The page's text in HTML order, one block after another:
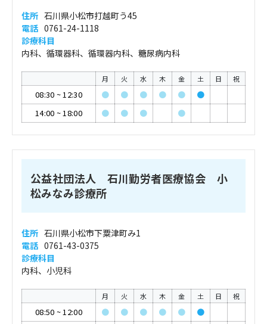
住所 石川県小松市打越町う45
電話 0761-24-1118
診療科目
内科、循環器科、循環器内科、糖尿病内科
月 火 水 木 金 土 日 祝
08:30 ~12:30 ● ● ● ● ●
●
14:00 ~18:00 ● ● ● ●
公益社団法人 石川勤労者医療協会 小
松みなみ診療所
住所 石川県小松市下粟津町み1
電話 0761-43-0375
診療科目
内科、小児科
月 火 水 木 金 土 日 祝
08:50 ~12:00 ● ● ● ● ●
●